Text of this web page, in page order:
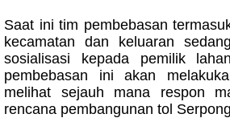
Saat ini tim pembebasan
kecamatan dan keluaran
sosialisasi kepada pemilik
pembebasan ini akan
melihat sejauh mana respon
rencana pembangunan tol